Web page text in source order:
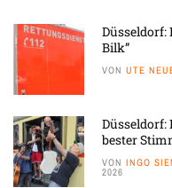
Düsseldorf:
Bilk”
VON UTE
bester
VON INGO
2026